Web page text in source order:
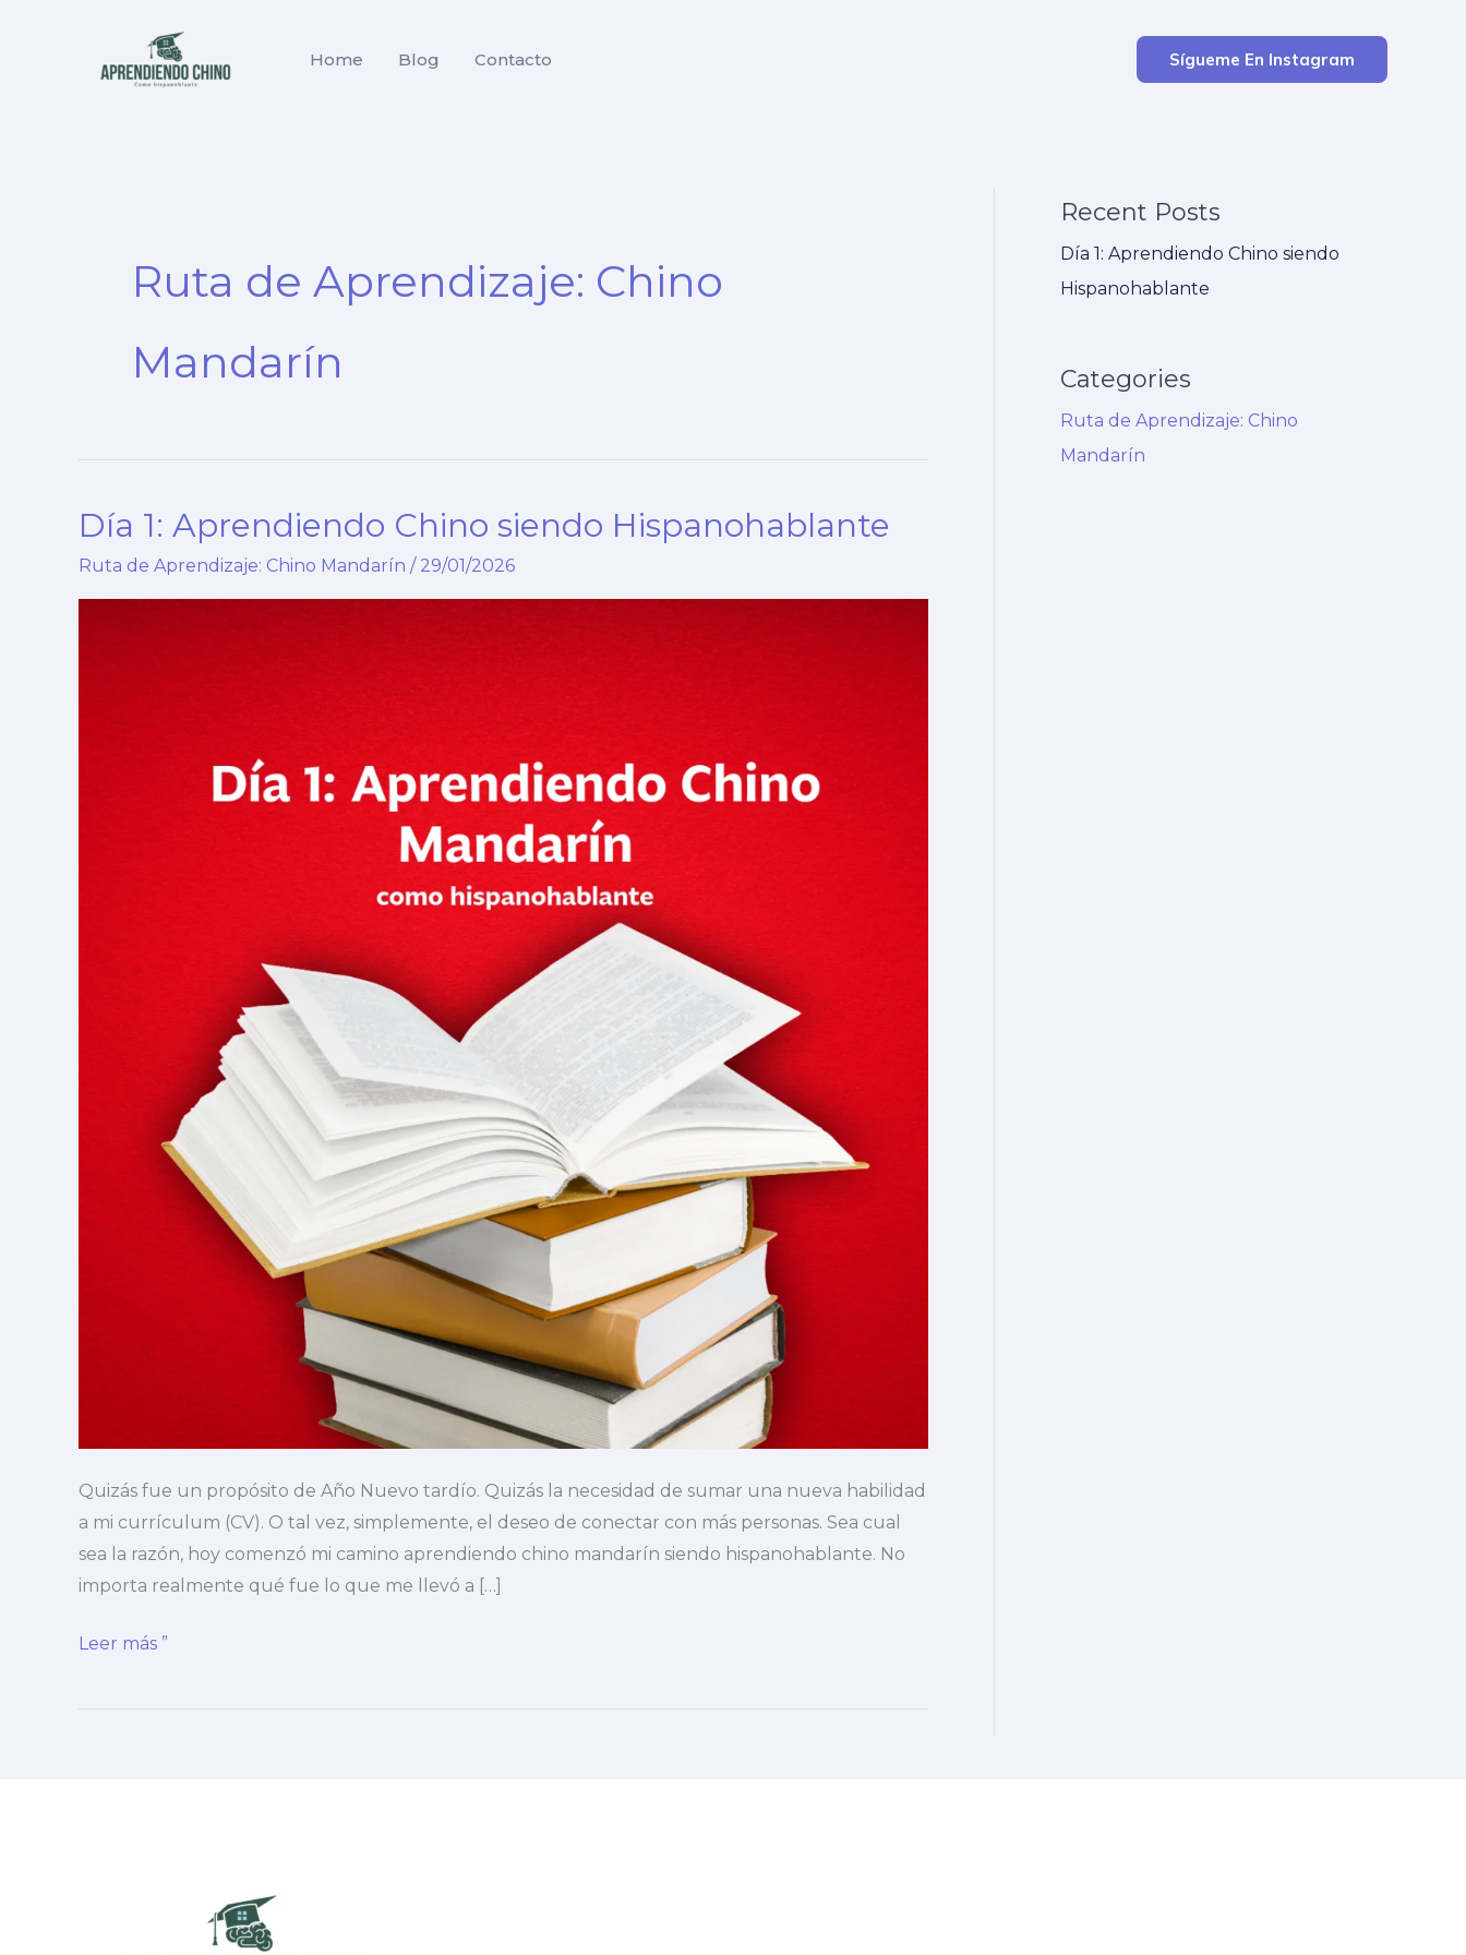
Home Blog Contacto Sígueme En Instagram
Ruta de Aprendizaje: Chino
Mandarín
Día 1: Aprendiendo Chino siendo Hispanohablante
Ruta de Aprendizaje: Chino Mandarín / 29/01/2026
Quizás fue un propósito de Año Nuevo tardío. Quizás la necesidad de sumar una nueva habilidad
a mi currículum (CV). O tal vez, simplemente, el deseo de conectar con más personas. Sea cual
sea la razón, hoy comenzó mi camino aprendiendo chino mandarín siendo hispanohablante. No
importa realmente qué fue lo que me llevó a […]
Día
Aprendiendo
Leer más ”
Recent Posts
Día 1: Aprendiendo Chino siendo
Hispanohablante
Categories
Ruta de Aprendizaje: Chino
Mandarín